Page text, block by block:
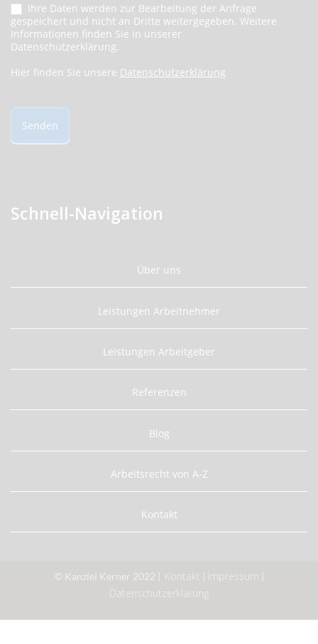
Ihre Daten werden zur Bearbeitung der Anfrage
gespeichert und nicht an Dritte weitergegeben. Weitere
Informationen finden Sie in unserer
Datenschutzerklärung.
Hier finden Sie unsere Datenschutzerklärung
Senden
Schnell-Navigation
Über uns
Leistungen Arbeitnehmer
Leistungen Arbeitgeber
Referenzen
Blog
Arbeitsrecht von A-Z
Kontakt
© Kanzlei Kerner 2022 | Kontakt Impressum
Datenschutzerklärung